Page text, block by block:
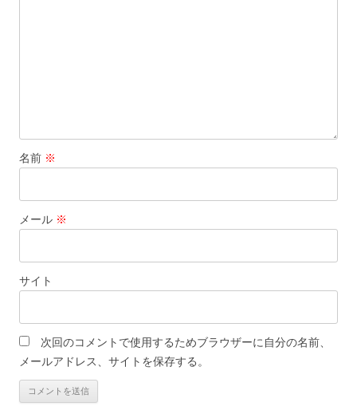
名前 ※
メール ※
サイト
次回のコメントで使用するためブラウザーに自分の名前、
メールアドレス、サイトを保存する。